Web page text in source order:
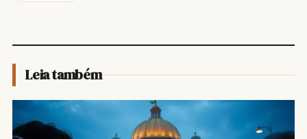
Leia também